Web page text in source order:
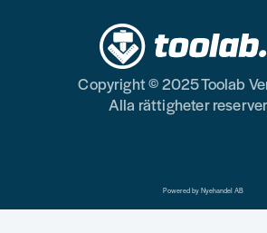
Copyright © 2025 Toolab
Alla rättigheter
Powered by Nyehandel AB